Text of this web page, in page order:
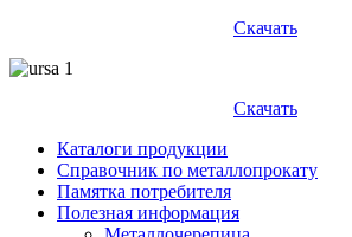
Скачать
Скачать
Каталоги продукции
Справочник по металлопрокату
Памятка потребителя
Полезная информация